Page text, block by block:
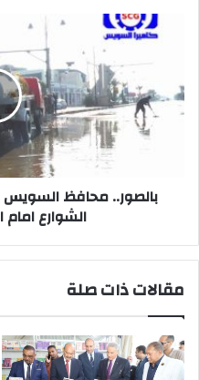
نسيم
بالصور..
محافظ
يتابع
شفط
مياه
بالصور.. محافظ السويس
الشوارع
مقالات ذات صلة